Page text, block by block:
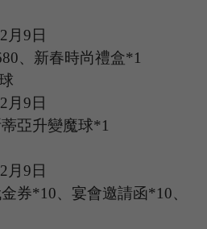
月9 日
、新春時尚禮盒*1
月9 日
亞升變魔球*1
月9 日
券*10、宴會邀請函*10、